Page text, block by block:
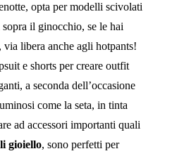
opta per modelli scivolati
il ginocchio, se le hai
via libera anche agli hotpants!
e shorts per creare outfit
a seconda dell’occasione
come la seta, in tinta
ad accessori importanti quali
gioiello, sono perfetti per